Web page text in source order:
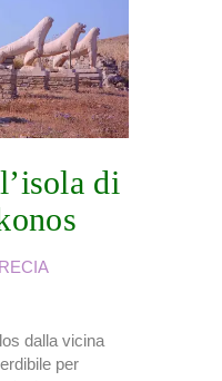
di
dalla vicina
per